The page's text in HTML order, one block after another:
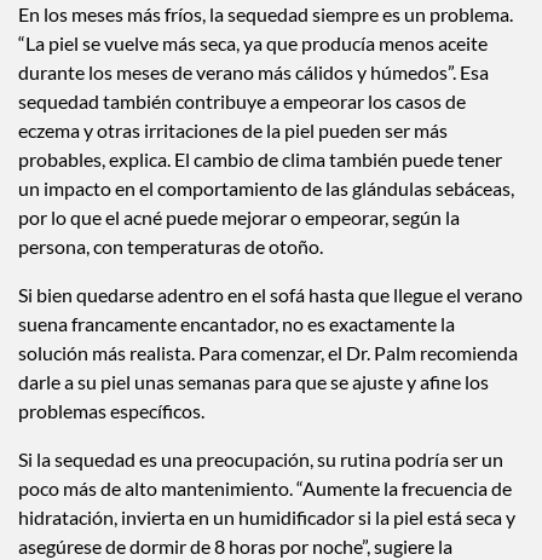
En los meses más fríos, la sequedad siempre es un problema.
“La piel se vuelve más seca, ya que producía menos aceite
durante los meses de verano más cálidos y húmedos”. Esa
sequedad también contribuye a empeorar los casos de
eczema y otras irritaciones de la piel pueden ser más
probables, explica. El cambio de clima también puede tener
un impacto en el comportamiento de las glándulas sebáceas,
por lo que el acné puede mejorar o empeorar, según la
persona, con temperaturas de otoño.
Si bien quedarse adentro en el sofá hasta que llegue el verano
suena francamente encantador, no es exactamente la
solución más realista. Para comenzar, el Dr. Palm recomienda
darle a su piel unas semanas para que se ajuste y afine los
problemas específicos.
Si la sequedad es una preocupación, su rutina podría ser un
poco más de alto mantenimiento. “Aumente la frecuencia de
hidratación, invierta en un humidificador si la piel está seca y
asegúrese de dormir de 8 horas por noche”, sugiere la